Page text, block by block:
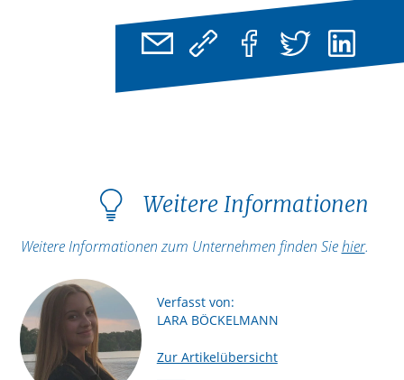
Weitere Informationen
Weitere Informationen zum Unternehmen finden Siehier.
Verfasst von:
LARA BÖCKELMANN
Zur Artikelübersicht